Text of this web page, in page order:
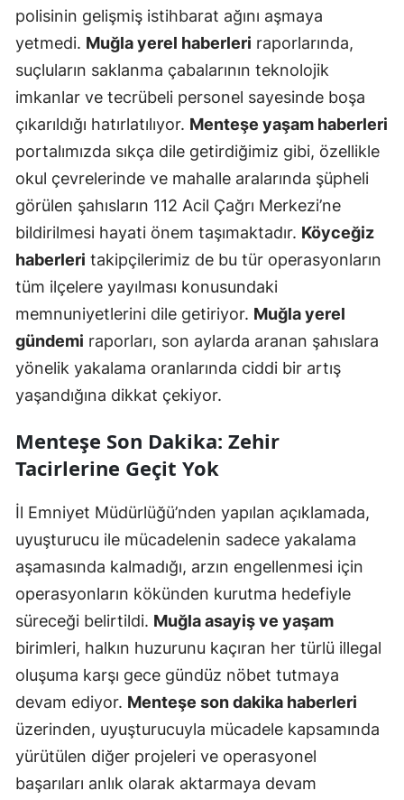
polisinin gelişmiş istihbarat ağını aşmaya
yetmedi. Muğla yerel haberleri raporlarında,
suçluların saklanma çabalarının teknolojik
imkanlar ve tecrübeli personel sayesinde boşa
çıkarıldığı hatırlatılıyor. Menteşe yaşam haberleri
portalımızda sıkça dile getirdiğimiz gibi, özellikle
okul çevrelerinde ve mahalle aralarında şüpheli
görülen şahısların 112 Acil Çağrı Merkezi’ne
bildirilmesi hayati önem taşımaktadır. Köyceğiz
haberleri takipçilerimiz de bu tür operasyonların
tüm ilçelere yayılması konusundaki
memnuniyetlerini dile getiriyor. Muğla yerel
gündemi raporları, son aylarda aranan şahıslara
yönelik yakalama oranlarında ciddi bir artış
yaşandığına dikkat çekiyor.
Menteşe Son Dakika: Zehir
Tacirlerine Geçit Yok
İl Emniyet Müdürlüğü’nden yapılan açıklamada,
uyuşturucu ile mücadelenin sadece yakalama
aşamasında kalmadığı, arzın engellenmesi için
operasyonların kökünden kurutma hedefiyle
süreceği belirtildi. Muğla asayiş ve yaşam
birimleri, halkın huzurunu kaçıran her türlü illegal
oluşuma karşı gece gündüz nöbet tutmaya
devam ediyor. Menteşe son dakika haberleri
üzerinden, uyuşturucuyla mücadele kapsamında
yürütülen diğer projeleri ve operasyonel
başarıları anlık olarak aktarmaya devam